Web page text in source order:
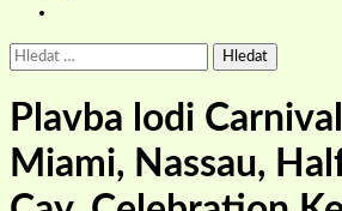
Vyhledávání
Plavba lodi
Miami, Nassau,